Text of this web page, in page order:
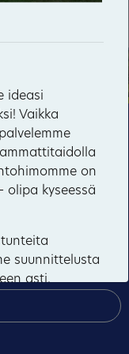
sivuston
sekä
analysointiin.
Kuuksenvaara
ideasi
Vaikka
on
olipa kyseessä
suunnittelusta
asti.
, henkilöstö-